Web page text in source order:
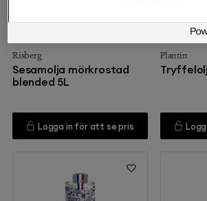
758
Risberg
Sesamolja mörkrostad
blended 5L
Logga in för att se pris
Plantin